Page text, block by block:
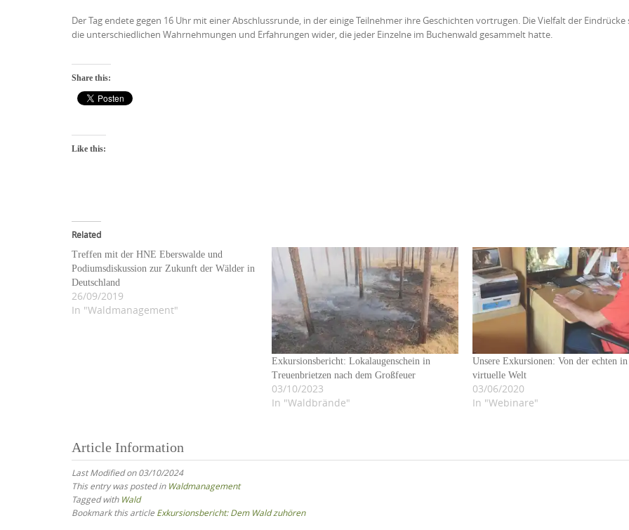
Der Tag endete gegen 16 Uhr mit einer Abschlussrunde, in der einige Teilnehmer ihre Geschichten vortrugen. Die Vielfalt der Eindrücke
die unterschiedlichen Wahrnehmungen und Erfahrungen wider, die jeder Einzelne im Buchenwald gesammelt hatte.
Share this:
Like this:
Related
Treffen mit der HNE Eberswalde und
Podiumsdiskussion zur Zukunft der Wälder in
Deutschland
26/09/2019
In "Waldmanagement"
Exkursionsbericht: Lokalaugenschein in
Treuenbrietzen nach dem Großfeuer
03/10/2023
In "Waldbrände"
Unsere Exkursionen: Von der echten
virtuelle Welt
03/06/2020
In "Webinare"
Article Information
Last Modified on 03/10/2024
This entry was posted in Waldmanagement
Tagged with Wald
Bookmark this article Exkursionsbericht: Dem Wald zuhören